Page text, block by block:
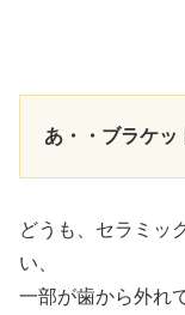
あ・・ブラケッ
どうも、セラミッ
い、
一部が歯から外れ